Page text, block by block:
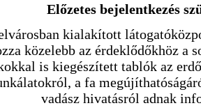
Előzetes bejelentkezés
kialakított
közelebb az érdeklődőkhöz a
is kiegészített tablók az
a fa
vadász hivatásról adnak